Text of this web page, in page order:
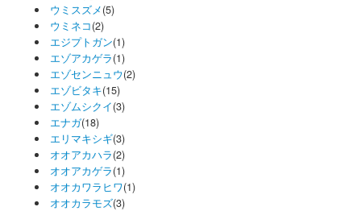
ウミスズメ(5)
ウミネコ(2)
エジプトガン(1)
エゾアカゲラ(1)
エゾセンニュウ(2)
エゾビタキ(15)
エゾムシクイ(3)
エナガ(18)
エリマキシギ(3)
オオアカハラ(2)
オオアカゲラ(1)
オオカワラヒワ(1)
オオカラモズ(3)